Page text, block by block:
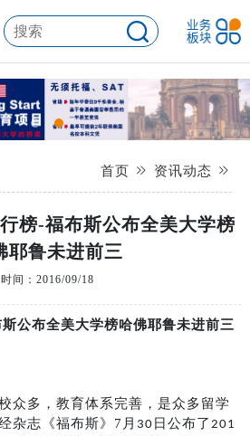
首页 资讯动态
榜-福布斯公布全美大学榜
耶鲁未进前三
时间：2016/09/18
公布全美大学榜哈佛耶鲁未进前三
众多，教育体系完善，是众多留学
杂志《福布斯》 7 月 30 日公布了 201